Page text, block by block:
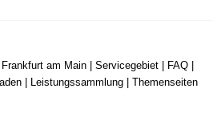
am Main Servicegebiet FAQ
Leistungssammlung Themenseiten